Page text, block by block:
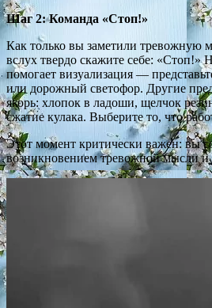
Шаг 2: Команда «Стоп!»
Как только вы заметили тревожную
вслух твердо скажите себе: «Стоп!»
помогает визуализация —
или дорожный светофор. Другие
якорь: хлопок в ладоши, щелчок
сжатие кулака. Выберите то, что
Этот момент критически важен: вы
возникновением тревожной мысли и